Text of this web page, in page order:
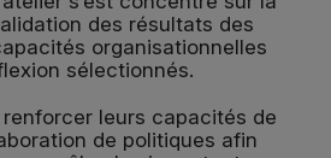
des résultats des
organisationnelles
sélectionnés.
renforcer leurs capacités de
de politiques afin